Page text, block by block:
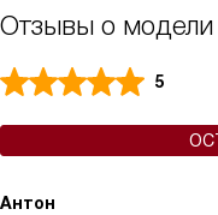
Отзывы о модели
5
Антон